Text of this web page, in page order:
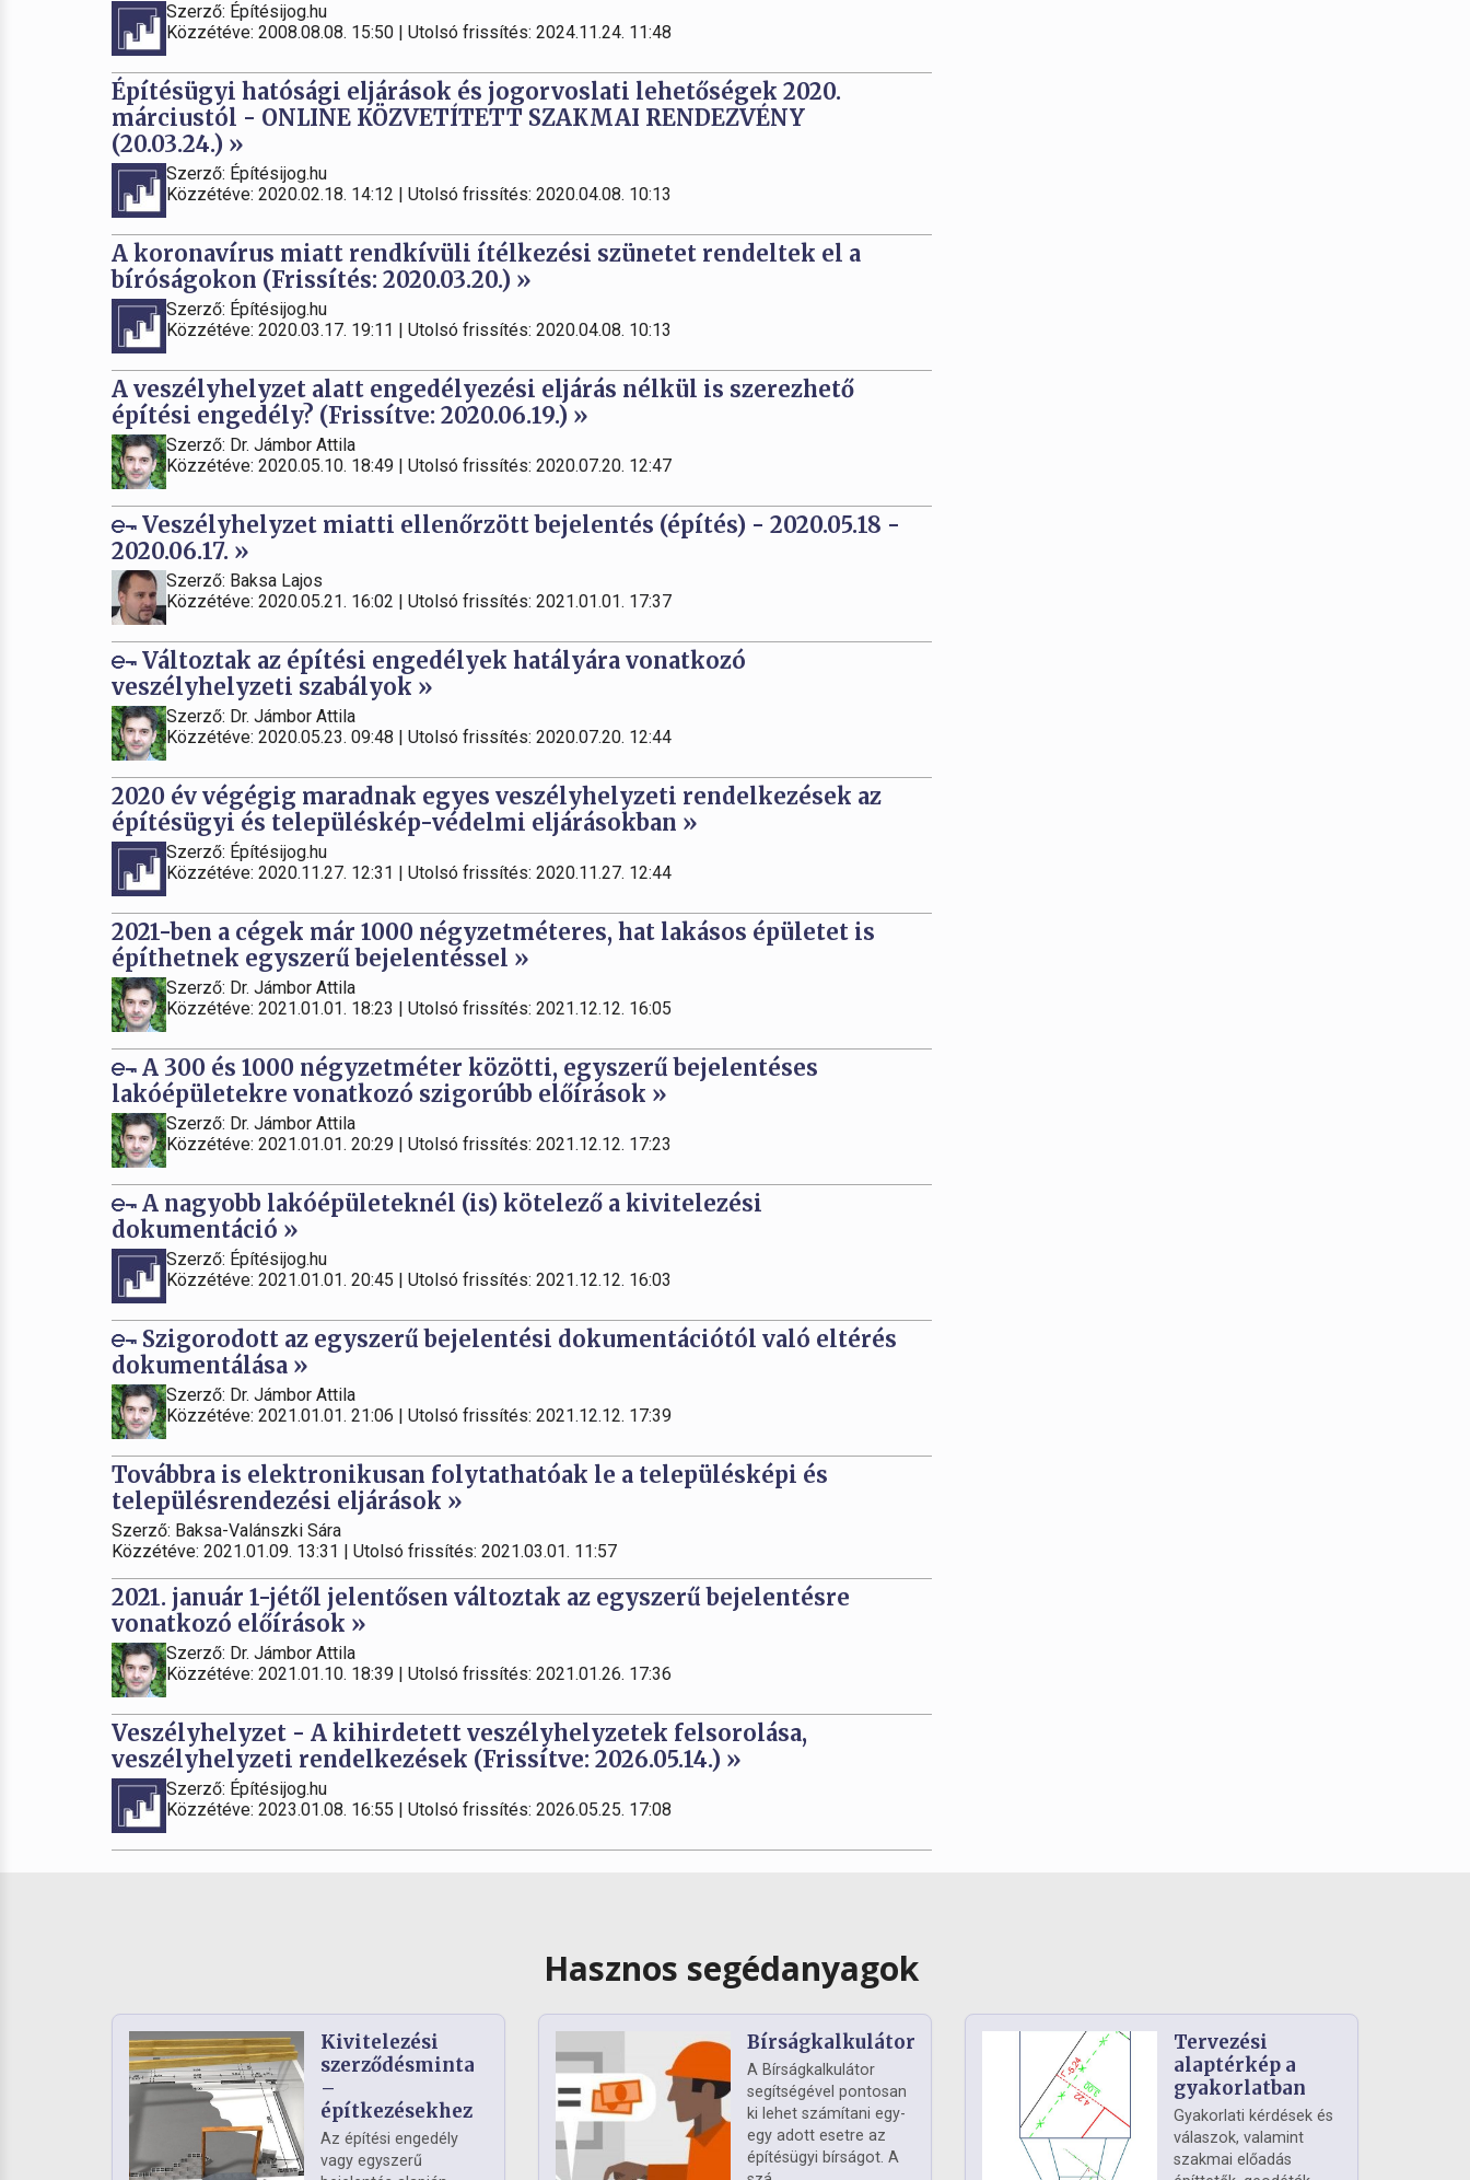
Szerző: Építésijog.hu
Közzétéve: 2008.08.08. 15:50 | Utolsó frissítés: 2024.11.24. 11:48
Építésügyi hatósági eljárások és jogorvoslati lehetőségek 2020.
márciustól - ONLINE KÖZVETÍTETT SZAKMAI RENDEZVÉNY
(20.03.24.) »
Szerző: Építésijog.hu
Közzétéve: 2020.02.18. 14:12 | Utolsó frissítés: 2020.04.08. 10:13
A koronavírus miatt rendkívüli ítélkezési szünetet rendeltek el a
bíróságokon (Frissítés: 2020.03.20.) »
Szerző: Építésijog.hu
Közzétéve: 2020.03.17. 19:11 | Utolsó frissítés: 2020.04.08. 10:13
A veszélyhelyzet alatt engedélyezési eljárás nélkül is szerezhető
építési engedély? (Frissítve: 2020.06.19.) »
Szerző: Dr. Jámbor Attila
Közzétéve: 2020.05.10. 18:49 | Utolsó frissítés: 2020.07.20. 12:47
Veszélyhelyzet miatti ellenőrzött bejelentés (építés) - 2020.05.18 -
2020.06.17. »
Szerző: Baksa Lajos
Közzétéve: 2020.05.21. 16:02 | Utolsó frissítés: 2021.01.01. 17:37
Változtak az építési engedélyek hatályára vonatkozó
veszélyhelyzeti szabályok »
Szerző: Dr. Jámbor Attila
Közzétéve: 2020.05.23. 09:48 | Utolsó frissítés: 2020.07.20. 12:44
2020 év végégig maradnak egyes veszélyhelyzeti rendelkezések az
építésügyi és településkép-védelmi eljárásokban »
Szerző: Építésijog.hu
Közzétéve: 2020.11.27. 12:31 | Utolsó frissítés: 2020.11.27. 12:44
2021-ben a cégek már 1000 négyzetméteres, hat lakásos épületet is
építhetnek egyszerű bejelentéssel »
Szerző: Dr. Jámbor Attila
Közzétéve: 2021.01.01. 18:23 | Utolsó frissítés: 2021.12.12. 16:05
A 300 és 1000 négyzetméter közötti, egyszerű bejelentéses
lakóépületekre vonatkozó szigorúbb előírások »
Szerző: Dr. Jámbor Attila
Közzétéve: 2021.01.01. 20:29 | Utolsó frissítés: 2021.12.12. 17:23
A nagyobb lakóépületeknél (is) kötelező a kivitelezési
dokumentáció »
Szerző: Építésijog.hu
Közzétéve: 2021.01.01. 20:45 | Utolsó frissítés: 2021.12.12. 16:03
Szigorodott az egyszerű bejelentési dokumentációtól való eltérés
dokumentálása »
Szerző: Dr. Jámbor Attila
Közzétéve: 2021.01.01. 21:06 | Utolsó frissítés: 2021.12.12. 17:39
Továbbra is elektronikusan folytathatóak le a településképi és
településrendezési eljárások »
Szerző: Baksa-Valánszki Sára
Közzétéve: 2021.01.09. 13:31 | Utolsó frissítés: 2021.03.01. 11:57
2021. január 1-jétől jelentősen változtak az egyszerű bejelentésre
vonatkozó előírások »
Szerző: Dr. Jámbor Attila
Közzétéve: 2021.01.10. 18:39 | Utolsó frissítés: 2021.01.26. 17:36
Veszélyhelyzet - A kihirdetett veszélyhelyzetek felsorolása,
veszélyhelyzeti rendelkezések (Frissítve: 2026.05.14.) »
Szerző: Építésijog.hu
Közzétéve: 2023.01.08. 16:55 | Utolsó frissítés: 2026.05.25. 17:08
Hasznos segédanyagok
Kivitelezési
szerződésminta
–
építkezésekhez
Az építési engedély
vagy egyszerű
Bírságkalkulátor
A Bírságkalkulátor
segítségével pontosan
ki lehet számítani egy-
egy adott esetre az
építésügyi bírságot. A
Tervezési
alaptérkép a
gyakorlatban
Gyakorlati kérdések és
válaszok, valamint
szakmai előadás